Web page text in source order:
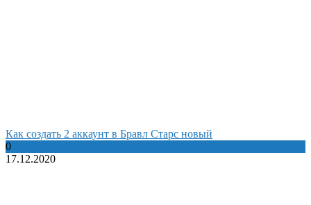
Как создать 2 аккаунт в Бравл Старс новый
0
17.12.2020